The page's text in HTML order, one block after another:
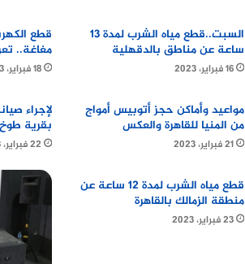
السبت..قطع مياه الشرب لمدة 13
ساعة عن مناطق بالدقهلية
16 فبراير، 2023
قطع
مغاغة..
18 فبراير، 2023
مواعيد وأماكن حجز أتوبيس أمواج
من المنيا للقاهرة والعكس
21 فبراير، 2023
لإجراء
بقرية طوخ
22 فبراير، 2023
قطع مياه الشرب لمدة 12 ساعة عن
منطقة الزمالك بالقاهرة
23 فبراير، 2023